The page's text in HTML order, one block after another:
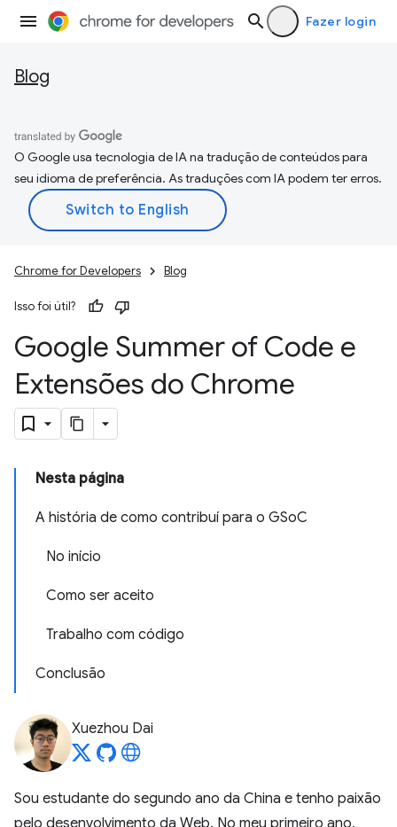
Fazer login
Blog
O Google usa tecnologia de IA na tradução de conteúdos para
seu idioma de preferência. As traduções com IA podem ter erros.
Chrome for Developers Blog
Isso foi útil?
Google Summer of Code e
Extensões do Chrome
Nesta página
A história de como contribuí para o GSoC
No início
Como ser aceito
Trabalho com código
Conclusão
Xuezhou Dai
Sou estudante do segundo ano da China e tenho paixão
pelo desenvolvimento da Web. No meu primeiro ano,